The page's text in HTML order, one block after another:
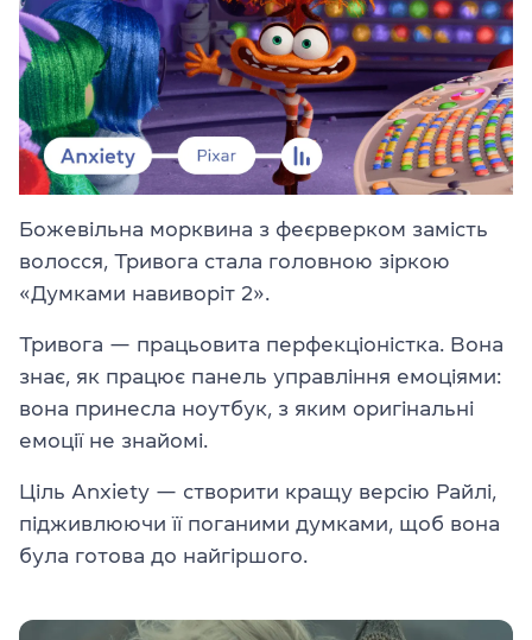
Божевільна морквина з феєрверком замість
волосся, Тривога стала головною зіркою
«Думками навиворіт 2».
Тривога — працьовита перфекціоністка. Вона
знає, як працює панель управління емоціями:
вона принесла ноутбук, з яким оригінальні
емоції не знайомі.
Ціль Anxiety — створити кращу версію Райлі,
підживлюючи її поганими думками, щоб вона
була готова до найгіршого.